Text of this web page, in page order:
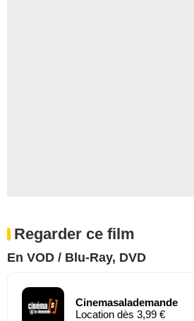
Regarder ce film
En VOD / Blu-Ray, DVD
Cinemasalademande
Location dès 3,99 €